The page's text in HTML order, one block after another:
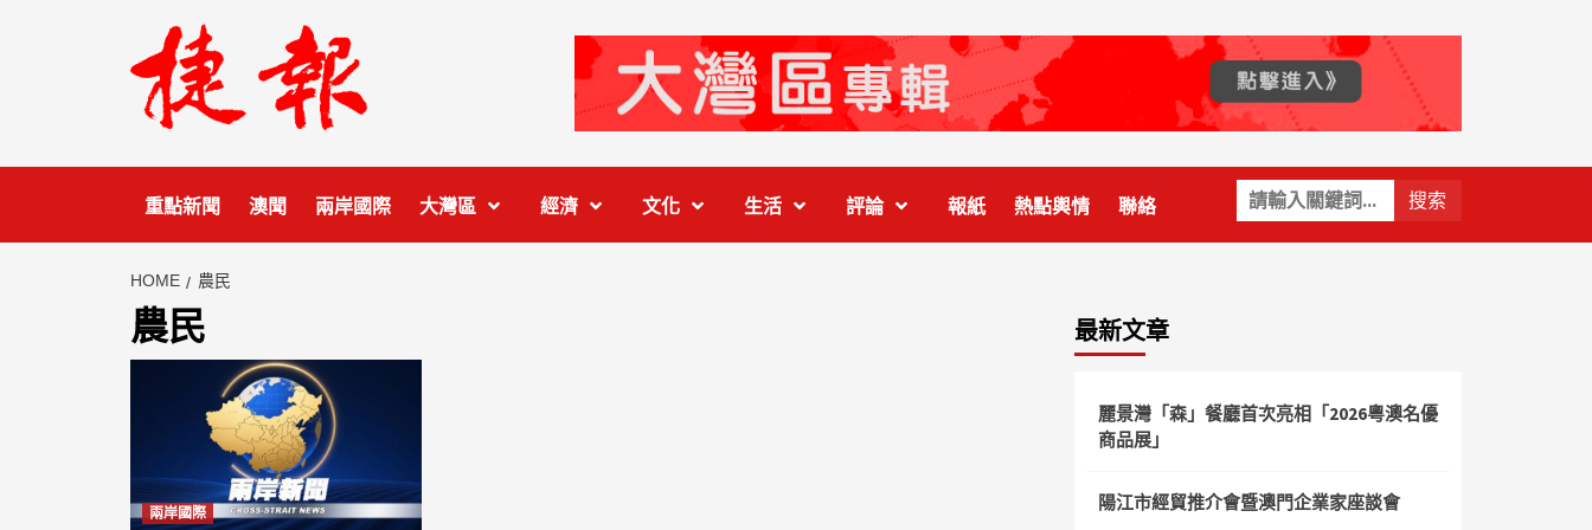
關
鍵
字:
重點新聞 澳聞 兩岸國際 大灣區 經濟 文化 生活 評論 報紙 熱點輿情 聯絡
HOME 農民
農民
兩岸國際
最新文章
麗景灣「森」餐廳首次亮相「2026粵澳名優
商品展」
陽江市經貿推介會暨澳門企業家座談會